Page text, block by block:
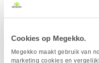
Cookies op Megekko.
Megekko maakt gebruik van
marketing cookies en
Merk
Chipset
Max. Geheugen